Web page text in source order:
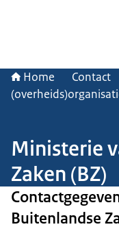
Home Contact
Ministerie
Zaken (BZ)
Buitenlandse